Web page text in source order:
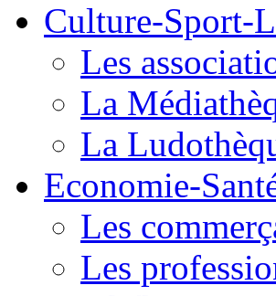
Culture-Sport-
Les
La
La
Economie-
Les
Les